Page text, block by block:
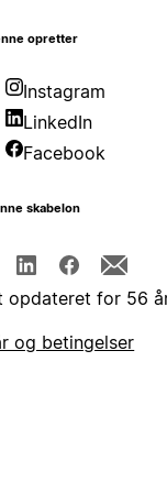
opretter
Instagram
LinkedIn
Facebook
skabelon
opdateret for 56
og betingelser